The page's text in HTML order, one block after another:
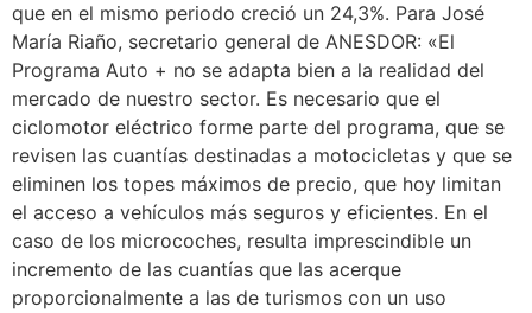
que en el mismo periodo creció un 24,3%. Para José
María Riaño, secretario general de ANESDOR: «El
Programa Auto + no se adapta bien a la realidad del
mercado de nuestro sector. Es necesario que el
ciclomotor eléctrico forme parte del programa, que se
revisen las cuantías destinadas a motocicletas y que se
eliminen los topes máximos de precio, que hoy limitan
el acceso a vehículos más seguros y eficientes. En el
caso de los microcoches, resulta imprescindible un
incremento de las cuantías que las acerque
proporcionalmente a las de turismos con un uso